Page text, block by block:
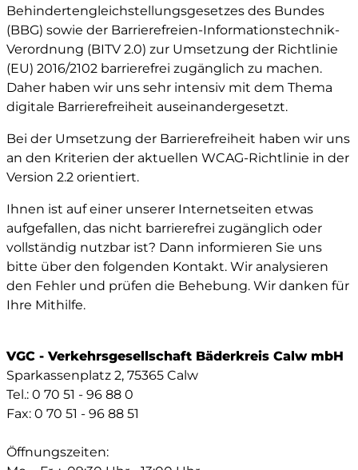
Behindertengleichstellungsgesetzes des Bundes
(BBG) sowie der Barrierefreien-Informationstechnik-
Verordnung (BITV 2.0) zur Umsetzung der Richtlinie
(EU) 2016/2102 barrierefrei zugänglich zu machen.
Daher haben wir uns sehr intensiv mit dem Thema
digitale Barrierefreiheit auseinandergesetzt.
Bei der Umsetzung der Barrierefreiheit haben wir uns
an den Kriterien der aktuellen WCAG-Richtlinie in der
Version 2.2 orientiert.
Ihnen ist auf einer unserer Internetseiten etwas
aufgefallen, das nicht barrierefrei zugänglich oder
vollständig nutzbar ist? Dann informieren Sie uns
bitte über den folgenden Kontakt. Wir analysieren
den Fehler und prüfen die Behebung. Wir danken für
Ihre Mithilfe.
VGC - Verkehrsgesellschaft Bäderkreis Calw mbH
Sparkassenplatz 2, 75365 Calw
Tel.: 0 70 51 - 96 88 0
Fax: 0 70 51 - 96 88 51
Öffnungszeiten: